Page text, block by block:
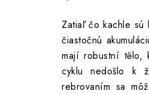
Zatiaľ čo kachle sú
čiastočnú
mají robustní tělo,
cyklu nedošlo k
rebrovaním sa